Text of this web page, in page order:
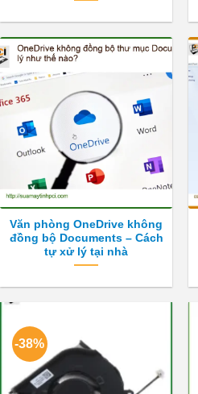
Văn phòng OneDrive không
đồng bộ Documents – Cách
tự xử lý tại nhà
-38%